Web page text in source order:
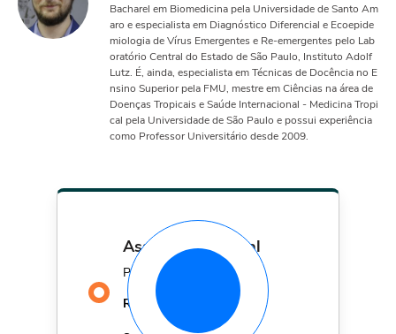
Bacharel em Biomedicina pela Universidade de Santo Am
aro e especialista em Diagnóstico Diferencial e Ecoepide
miologia de Vírus Emergentes e Re-emergentes pelo Lab
oratório Central do Estado de São Paulo, Instituto Adolf
Lutz. É, ainda, especialista em Técnicas de Docência no E
nsino Superior pela FMU, mestre em Ciências na área de
Doenças Tropicais e Saúde Internacional - Medicina Tropi
cal pela Universidade de São Paulo e possui experiência
como Professor Universitário desde 2009.
assinatura mensal
Por apenas
R$
29,90 MÊS